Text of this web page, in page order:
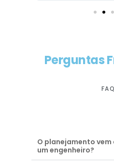
Perguntas
FAQ
O planejamento
um engenheiro?